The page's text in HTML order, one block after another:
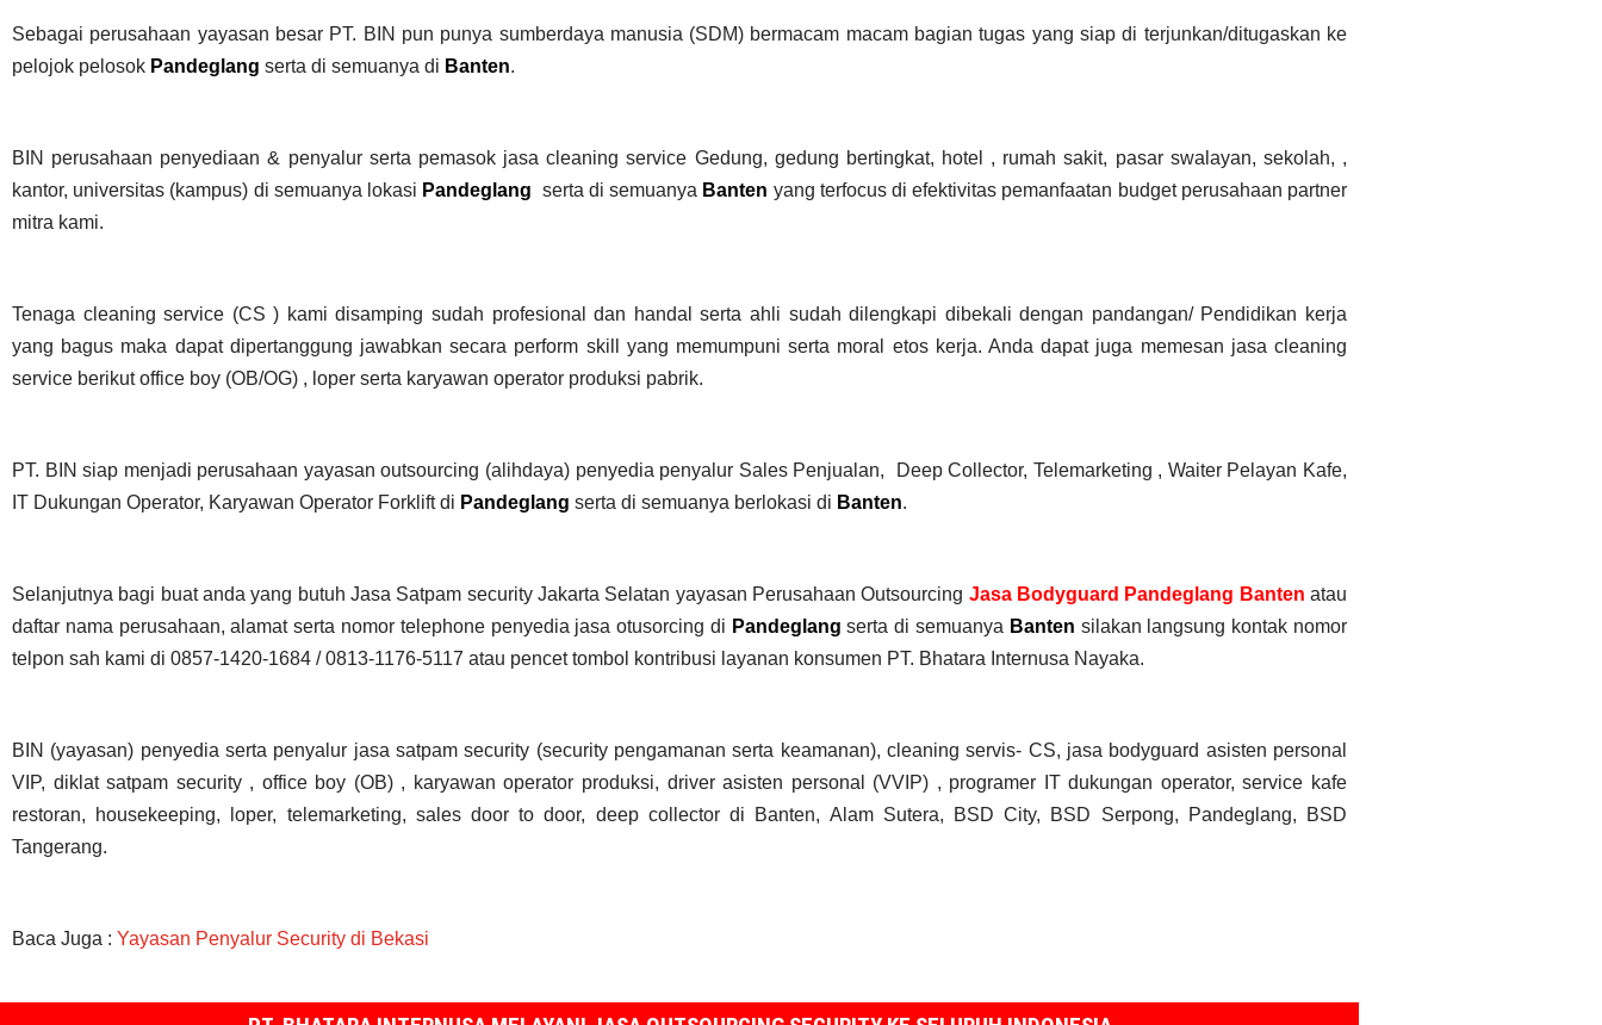
Sebagai perusahaan yayasan besar PT. BIN pun punya sumberdaya manusia (SDM) bermacam macam bagian tugas yang siap di terjunkan/ditugaskan ke
pelojok pelosok Pandeglang serta di semuanya di Banten.
BIN perusahaan penyediaan & penyalur serta pemasok jasa cleaning service Gedung, gedung bertingkat, hotel , rumah sakit, pasar swalayan, sekolah, ,
kantor, universitas (kampus) di semuanya lokasi Pandeglang serta di semuanya Banten yang terfocus di efektivitas pemanfaatan budget perusahaan partner
mitra kami.
Tenaga cleaning service (CS ) kami disamping sudah profesional dan handal serta ahli sudah dilengkapi dibekali dengan pandangan/ Pendidikan kerja
yang bagus maka dapat dipertanggung jawabkan secara perform skill yang memumpuni serta moral etos kerja. Anda dapat juga memesan jasa cleaning
service berikut office boy (OB/OG) , loper serta karyawan operator produksi pabrik.
PT. BIN siap menjadi perusahaan yayasan outsourcing (alihdaya) penyedia penyalur Sales Penjualan, Deep Collector, Telemarketing , Waiter Pelayan Kafe,
IT Dukungan Operator, Karyawan Operator Forklift di Pandeglang serta di semuanya berlokasi di Banten.
Selanjutnya bagi buat anda yang butuh Jasa Satpam security Jakarta Selatan yayasan Perusahaan Outsourcing Jasa Bodyguard Pandeglang Banten atau
daftar nama perusahaan, alamat serta nomor telephone penyedia jasa otusorcing di Pandeglang serta di semuanya Banten silakan langsung kontak nomor
telpon sah kami di 0857-1420-1684 / 0813-1176-5117 atau pencet tombol kontribusi layanan konsumen PT. Bhatara Internusa Nayaka.
BIN (yayasan) penyedia serta penyalur jasa satpam security (security pengamanan serta keamanan), cleaning servis- CS, jasa bodyguard asisten personal
VIP, diklat satpam security , office boy (OB) , karyawan operator produksi, driver asisten personal (VVIP) , programer IT dukungan operator, service kafe
restoran, housekeeping, loper, telemarketing, sales door to door, deep collector di Banten, Alam Sutera, BSD City, BSD Serpong, Pandeglang, BSD
Tangerang.
Baca Juga : Yayasan Penyalur Security di Bekasi